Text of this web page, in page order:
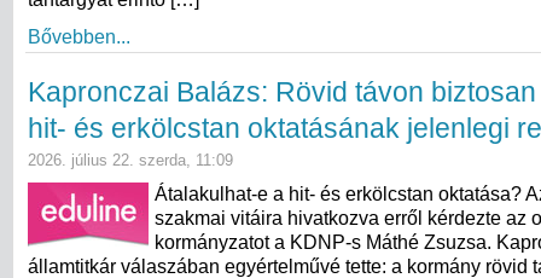
Bővebben...
Kapronczai Balázs: Rövid távon
hit- és erkölcstan oktatásának jelenlegi
2026. július 22. szerda, 11:09
Átalakulhat-e a hit- és erkölcstan oktatása?
szakmai vitáira hivatkozva erről kérdezte az
kormányzatot a KDNP-s Máthé Zsuzsa.
államtitkár válaszában egyértelművé tette: a kormány rövid